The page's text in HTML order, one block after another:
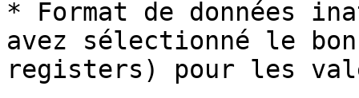
* Format de données
avez sélectionné le